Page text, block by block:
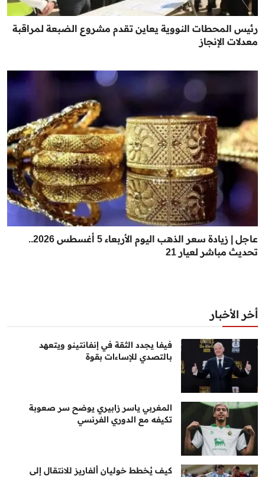
رئيس المحطات النووية يعاين تقدم مشروع الضبعة لمراقبة
معدلات الإنجاز
عاجل | زيادة سعر الذهب اليوم الأربعاء 5 أغسطس 2026..
تحديث مباشر لعيار 21
أخر الأخبار
فيفا يجدد الثقة في إنفانتينو ويتعهد
بالتصدي للإساءات بقوة
المغربي ياسر زابيري يوضح سر صعوبة
تكيفه مع الدوري الفرنسي
كيف يُخطط خوليان ألفاريز للانتقال إلى